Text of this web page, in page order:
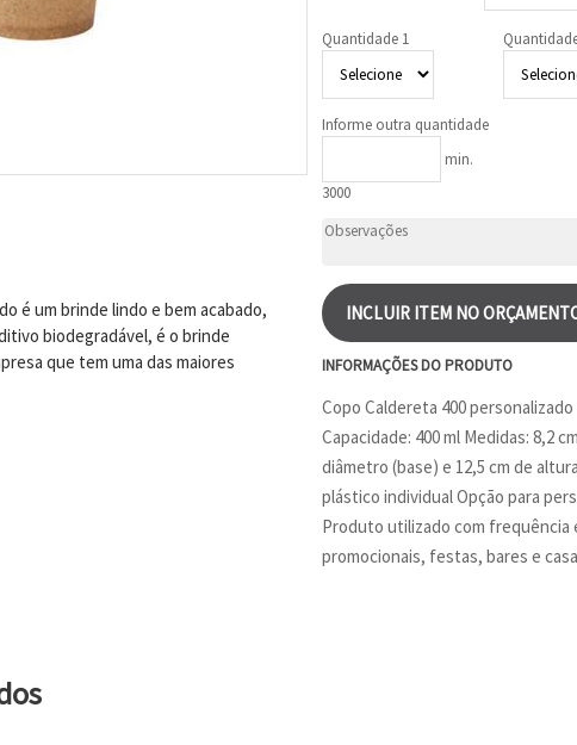
é um brinde lindo e bem acabado,
biodegradável, é o brinde
que tem uma das maiores
Quantidade 1
Informe outra quantidade
min.
3000
INCLUIR ITEM NO
INFORMAÇÕES DO PRODUTO
Copo Caldereta 400
Capacidade: 400 ml Medidas: 8,2
diâmetro (base) e 12,5 cm de
plástico individual Opção para
Produto utilizado com frequência
promocionais, festas, bares e